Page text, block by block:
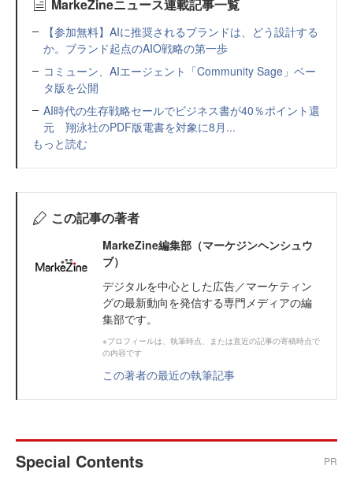
MarkeZineニュース連載記事一覧
【参加無料】AIに推奨されるブランドは、どう設計する
か。ブランド起点のAIO戦略の第一歩
コミューン、AIエージェント「Community Sage」ベー
タ版を公開
AI時代の生存戦略セールでビジネス書が40％ポイント還
元 翔泳社のPDF版電書を対象に8月...
もっと読む
この記事の著者
MarkeZine編集部（マーケジンヘンシュウ
ブ）
デジタルを中心とした広告／マーケティン
グの最新動向を発信する専門メディアの編
集部です。
※プロフィールは、執筆時点、または直近の記事の寄稿時点で
の内容です
この著者の最近の執筆記事
Special Contents PR